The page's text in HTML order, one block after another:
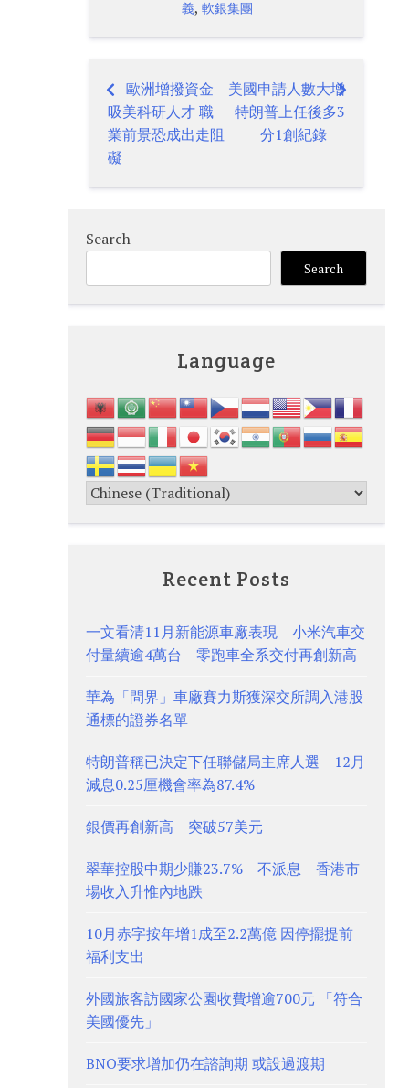
義,軟銀集團
Post
navigation
歐洲增撥資金
吸美科研人才 職
業前景恐成出走阻
礙
美國申請人數大增
特朗普上任後多3
分1創紀錄
Search
Search
Language
Recent Posts
一文看清11月新能源車廠表現 小米汽車交
付量續逾4萬台 零跑車全系交付再創新高
華為「問界」車廠賽力斯獲深交所調入港股
通標的證券名單
特朗普稱已決定下任聯儲局主席人選 12月
減息0.25厘機會率為87.4%
銀價再創新高 突破57美元
翠華控股中期少賺23.7% 不派息 香港市
場收入升惟內地跌
10月赤字按年增1成至2.2萬億 因停擺提前
福利支出
外國旅客訪國家公園收費增逾700元 「符合
美國優先」
BNO要求增加仍在諮詢期 或設過渡期